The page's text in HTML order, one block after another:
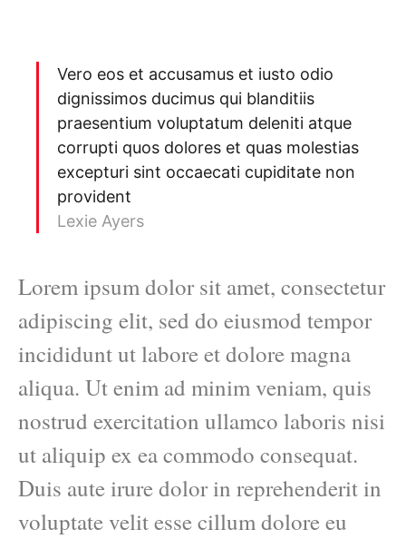
Vero eos et accusamus et iusto odio
dignissimos ducimus qui blanditiis
praesentium voluptatum deleniti atque
corrupti quos dolores et quas molestias
excepturi sint occaecati cupiditate non
provident
Lexie Ayers
Lorem ipsum dolor sit amet, consectetur
adipiscing elit, sed do eiusmod tempor
incididunt ut labore et dolore magna
aliqua. Ut enim ad minim veniam, quis
nostrud exercitation ullamco laboris nisi
ut aliquip ex ea commodo consequat.
Duis aute irure dolor in reprehenderit in
voluptate velit esse cillum dolore eu